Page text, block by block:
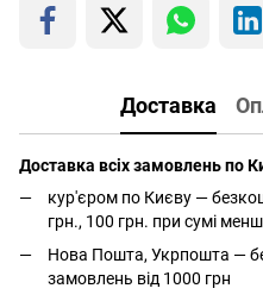
Доставка
Доставка всіх замовлень по
кур'єром по Києву —
грн., 100 грн. при сумі
Нова Пошта, Укрпошта —
замовлень від 1000 грн